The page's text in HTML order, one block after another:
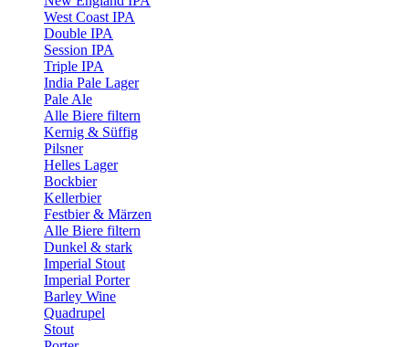
West Coast IPA
Double IPA
Session IPA
Triple IPA
India Pale Lager
Pale Ale
Alle Biere filtern
Kernig & Süffig
Pilsner
Helles Lager
Bockbier
Kellerbier
Festbier & Märzen
Alle Biere filtern
Dunkel & stark
Imperial Stout
Imperial Porter
Barley Wine
Quadrupel
Stout